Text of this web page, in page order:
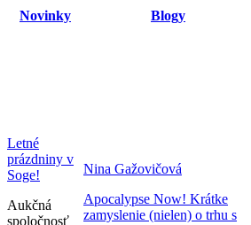
Novinky Blogy
Letné
prázdniny v
Soge!
Aukčná
spoločnosť
Nina Gažovičová
Apocalypse Now! Krátke
zamyslenie (nielen) o trhu s